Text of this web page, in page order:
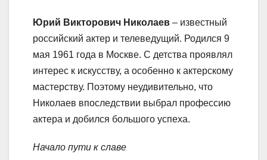
Юрий Викторович Николаев – известный
российский актер и телеведущий. Родился 9
мая 1961 года в Москве. С детства проявлял
интерес к искусству, а особенно к актерскому
мастерству. Поэтому неудивительно, что
Николаев впоследствии выбрал профессию
актера и добился большого успеха.
Начало пути к славе